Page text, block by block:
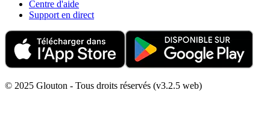
Centre d'aide
Support en direct
© 2025 Glouton - Tous droits réservés (v3.2.5 web)